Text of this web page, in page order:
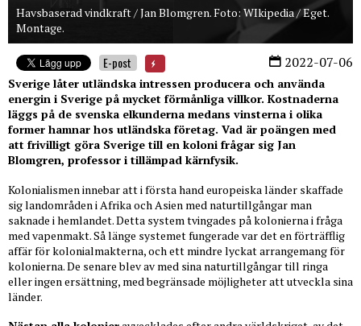
Havsbaserad vindkraft / Jan Blomgren. Foto: WIkipedia / Eget.
Montage.
2022-07-06
E-post
Sverige låter utländska intressen producera och använda
energin i Sverige på mycket förmånliga villkor. Kostnaderna
läggs på de svenska elkunderna medans vinsterna i olika
former hamnar hos utländska företag. Vad är poängen med
att frivilligt göra Sverige till en koloni frågar sig Jan
Blomgren, professor i tillämpad kärnfysik.
Kolonialismen innebar att i första hand europeiska länder skaffade
sig landområden i Afrika och Asien med naturtillgångar man
saknade i hemlandet. Detta system tvingades på kolonierna i fråga
med vapenmakt. Så länge systemet fungerade var det en förträfflig
affär för kolonialmakterna, och ett mindre lyckat arrangemang för
kolonierna. De senare blev av med sina naturtillgångar till ringa
eller ingen ersättning, med begränsade möjligheter att utveckla sina
länder.